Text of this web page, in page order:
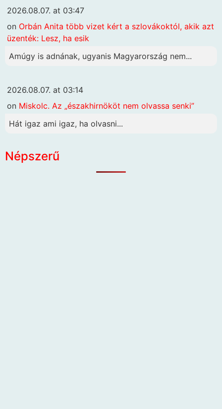
2026.08.07. at 03:47
on Orbán Anita több vizet kért a szlovákoktól, akik azt
üzenték: Lesz, ha esik
Amúgy is adnának, ugyanis Magyarország nem...
2026.08.07. at 03:14
on Miskolc. Az „északhirnököt nem olvassa senki”
Hát igaz ami igaz, ha olvasni...
Népszerű